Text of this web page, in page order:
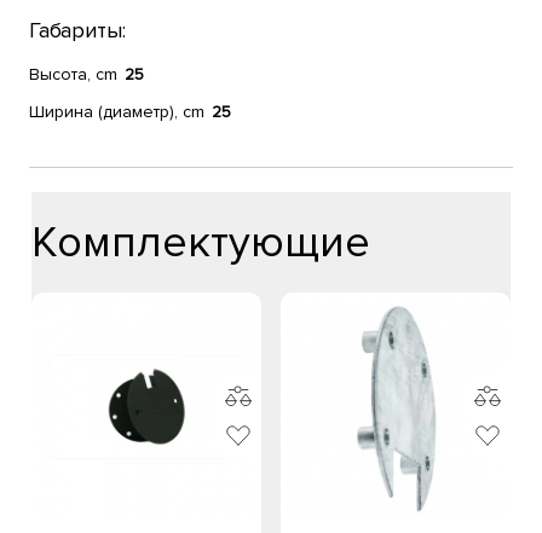
Габариты:
Высота, cm 25
Ширина (диаметр), cm 25
Комплектующие